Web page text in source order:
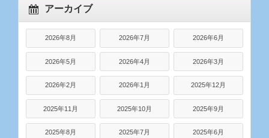
アーカイブ
2026年8月 2026年7月 2026年6月
2026年5月 2026年4月 2026年3月
2026年2月 2026年1月 2025年12月
2025年11月 2025年10月 2025年9月
2025年8月 2025年7月 2025年6月